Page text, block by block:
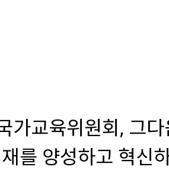
가교육위원회, 그
를 양성하고 혁신